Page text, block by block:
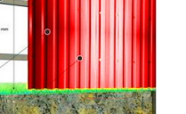
для будівництва
під камінь ціна
камінь дорожча за
поліестер, але за
натурального […]